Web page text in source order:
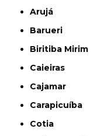
Arujá
Barueri
Biritiba Mirim
Caieiras
Cajamar
Carapicuíba
Cotia